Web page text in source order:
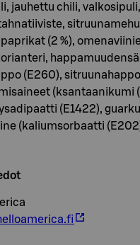
jauhettu chili,
(2 %),
(E260),
(ksantaanikumi
(E1422),
(kaliumsorbaatti